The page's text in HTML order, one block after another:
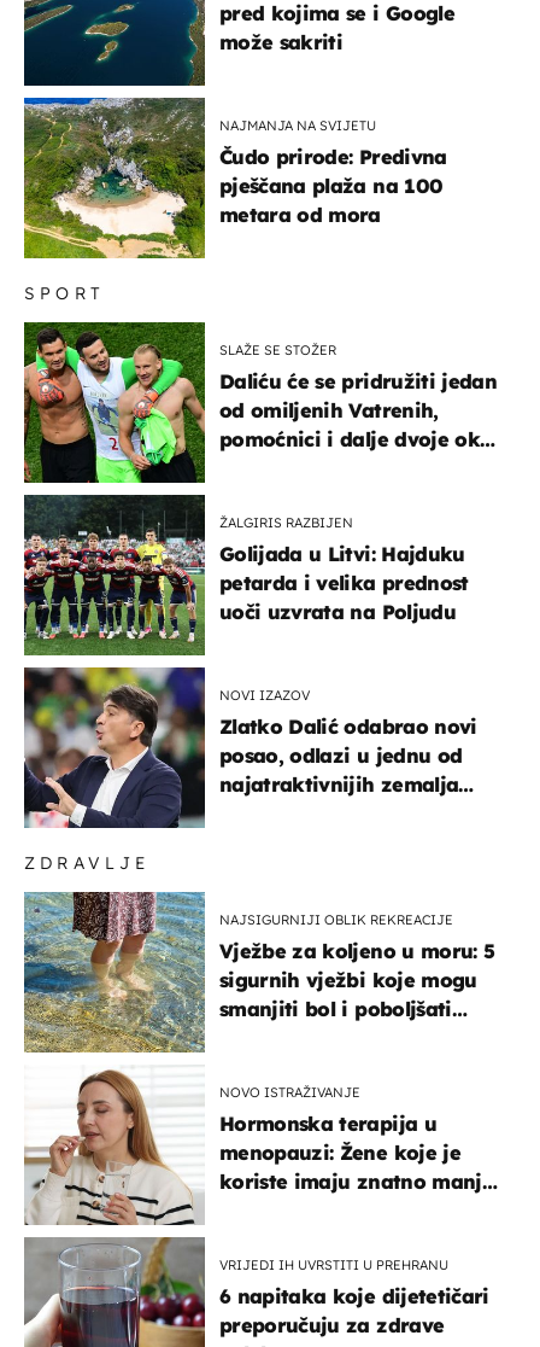
ZDRAVLJE
NAJSIGURNIJI OBLIK REKREACIJE
Vježbe za koljeno u moru: 5
sigurnih vježbi koje mogu
smanjiti bol i poboljšati
NOVO ISTRAŽIVANJE
Hormonska terapija u
menopauzi: Žene koje je
koriste imaju znatno manji
VRIJEDI IH UVRSTITI U PREHRANU
6 napitaka koje dijetetičari
preporučuju za zdrave
SPORT
SLAŽE SE STOŽER
Daliću će se pridružiti jedan
od omiljenih Vatrenih,
pomoćnici i dalje dvoje oko
ŽALGIRIS RAZBIJEN
Golijada u Litvi: Hajduku
petarda i velika prednost
uoči uzvrata na Poljudu
NOVI IZAZOV
Zlatko Dalić odabrao novi
posao, odlazi u jednu od
najatraktivnijih zemalja
pred kojima se i Google
može sakriti
NAJMANJA NA SVIJETU
Čudo prirode: Predivna
pješčana plaža na 100
metara od mora